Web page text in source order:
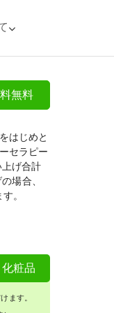
無料
はじめと
セラピー
げ合計
場合、
。
粧品
ます。